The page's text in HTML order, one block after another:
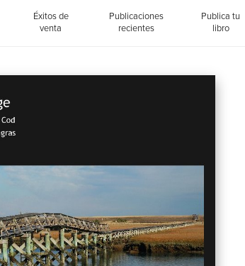
Éxitos de
venta
Publicaciones
recientes
Publica tu
libro